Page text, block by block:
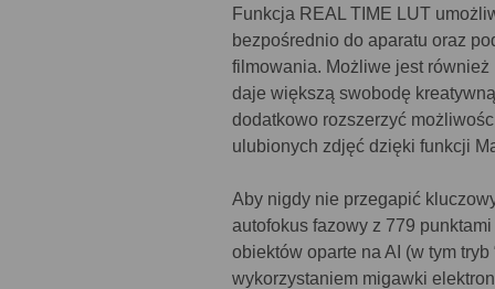
Funkcja REAL TIME LUT
bezpośrednio do aparatu oraz
filmowania. Możliwe jest
daje większą swobodę
dodatkowo rozszerzyć
ulubionych zdjęć dzięki funkcji
Aby nigdy nie przegapić
autofokus fazowy z 779
obiektów oparte na AI (w tym
wykorzystaniem migawki